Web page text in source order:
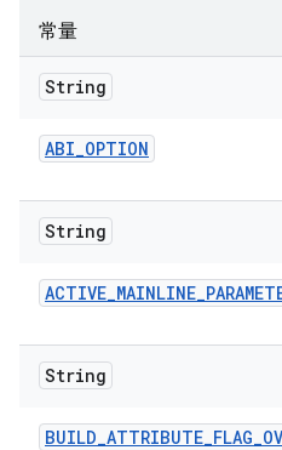
常量
String
ABI_OPTION
String
ACTIVE_MAINLINE_
String
BUILD_ATTRIBUTE_FLAG_